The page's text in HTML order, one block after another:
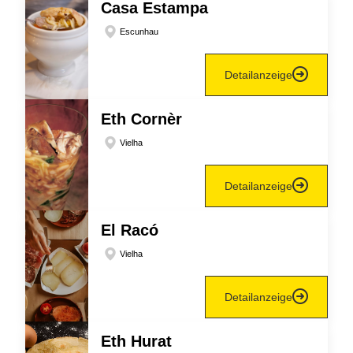
Casa Estampa
Escunhau
Detailanzeige
Eth Cornèr
Vielha
Detailanzeige
El Racó
Vielha
Detailanzeige
Eth Hurat